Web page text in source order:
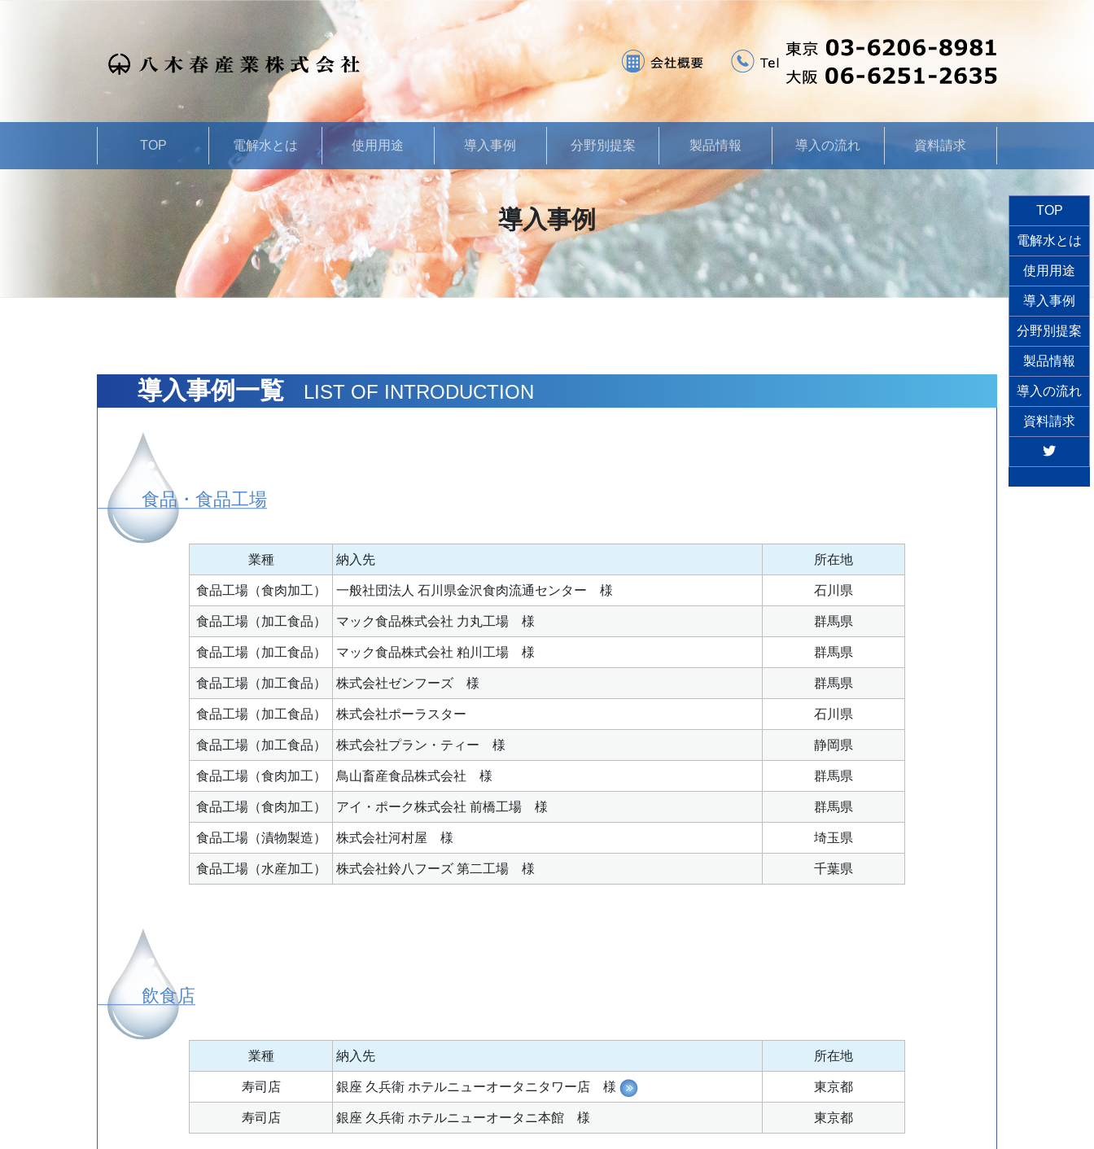
TOP 電解水とは 使用用途 導入事例 分野別提案
●食品工場向け
●飲料水工場向け
●飲食店向け
●医療機関向け
●農業向け
●動物病院・ペット
ショップ向け
●お菓子工場向け
製品情報 導入の流れ 資料請求
導入事例
導入事例一覧 LIST OF INTRODUCTION
食品・食品工場
業種 納入先 所在地
食品工場（食肉加工） 一般社団法人 石川県金沢食肉流通センター 様 石川県
食品工場（加工食品） マック食品株式会社 力丸工場 様 群馬県
食品工場（加工食品） マック食品株式会社 粕川工場 様 群馬県
食品工場（加工食品） 株式会社ゼンフーズ 様 群馬県
食品工場（加工食品） 株式会社ポーラスター 石川県
食品工場（加工食品） 株式会社プラン・ティー 様 静岡県
食品工場（食肉加工） 鳥山畜産食品株式会社 様 群馬県
食品工場（食肉加工） アイ・ポーク株式会社 前橋工場 様 群馬県
食品工場（漬物製造） 株式会社河村屋 様 埼玉県
食品工場（水産加工） 株式会社鈴八フーズ 第二工場 様 千葉県
飲食店
業種 納入先 所在地
寿司店 銀座 久兵衛 ホテルニューオータニタワー店 様 東京都
寿司店 銀座 久兵衛 ホテルニューオータニ本館 様 東京都
TOP
電解水とは
使用用途
導入事例
分野別提案
製品情報
導入の流れ
資料請求